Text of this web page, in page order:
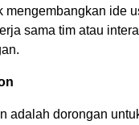
mengembangkan ide
sama tim atau
adalah dorongan